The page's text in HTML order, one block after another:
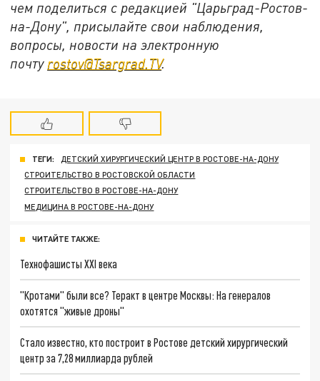
чем поделиться с редакцией "Царьград-Ростов-
на-Дону", присылайте свои наблюдения,
вопросы, новости на электронную
почту rostov@Tsargrad.TV.
ТЕГИ:
ДЕТСКИЙ ХИРУРГИЧЕСКИЙ ЦЕНТР В РОСТОВЕ-НА-ДОНУ
СТРОИТЕЛЬСТВО В РОСТОВСКОЙ ОБЛАСТИ
СТРОИТЕЛЬСТВО В РОСТОВЕ-НА-ДОНУ
МЕДИЦИНА В РОСТОВЕ-НА-ДОНУ
ЧИТАЙТЕ ТАКЖЕ:
Технофашисты XXI века
"Кротами" были все? Теракт в центре Москвы: На генералов
охотятся "живые дроны"
Стало известно, кто построит в Ростове детский хирургический
центр за 7,28 миллиарда рублей